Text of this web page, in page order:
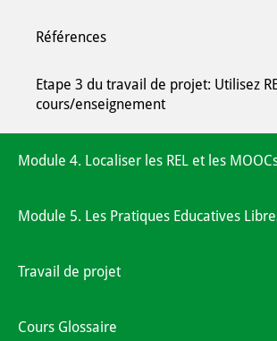
Références
Etape 3 du travail de projet: Utilisez
cours/enseignement
Module 4. Localiser les REL et les
Module 5. Les Pratiques Educatives
Travail de projet
Cours Glossaire